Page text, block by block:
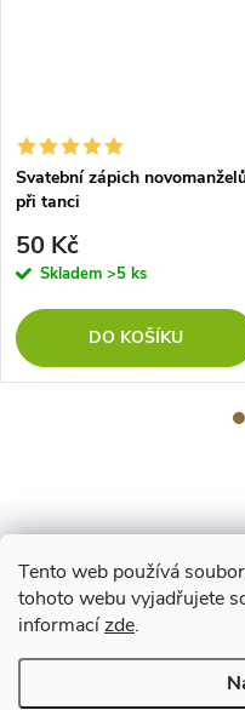
Tento web používá
tohoto webu vyjadřujete
informacízde.
Svatební zápich
při tanci
50 Kč
Skladem >5 ks
DO KOŠÍKU
Z
á